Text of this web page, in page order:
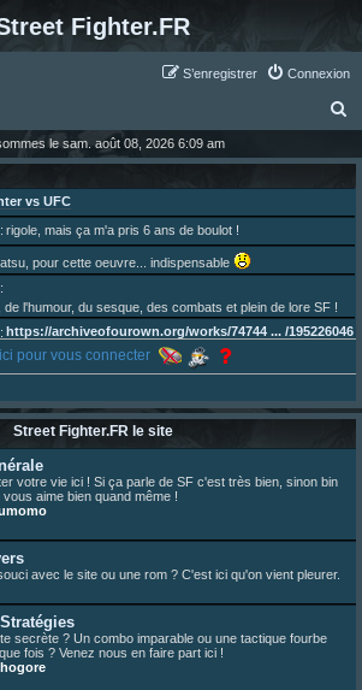
Fighter.FR
Connexion
S’enregistrer
c
e
le sam. août 08, 2026 6:09 am
vs UFC
: rigole, mais ça m'a pris 6 ans de boulot !
pour cette oeuvre... indispensable
:
l'humour, du sesque, des combats et plein de lore SF !
: https://archiveofourown.org/works/74744 ... /195226046
:
la peine je reposte ma dernière fic.
x.com/preterniadotcom/status/20 ... 8820352079
bio de Alex en ligne les gens !
ma 1e review de figurine !
SFFR shoutbox !
shoutbox réinitialisée
pour vous connecter
Street Fighter.FR le site
votre vie ici ! Si ça parle de SF c'est très bien, sinon bin
aime bien quand même !
avec le site ou une rom ? C'est ici qu'on vient pleurer.
secrète ? Un combo imparable ou une tactique fourbe
fois ? Venez nous en faire part ici !